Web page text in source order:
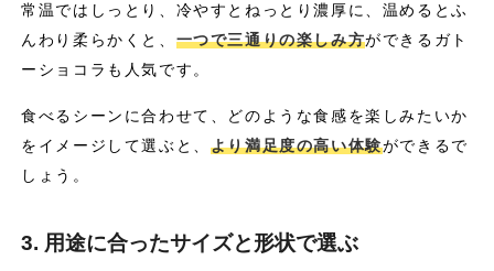
常温ではしっとり、冷やすとねっとり濃厚に、温めるとふ
んわり柔らかくと、 一つで三通りの楽しみ方ができるガト
ーショコラも人気です。
食べるシーンに合わせて、どのような食感を楽しみたいか
をイメージして選ぶと、 より満足度の高い体験ができるで
しょう。
3. 用途に合ったサイズと形状で選ぶ